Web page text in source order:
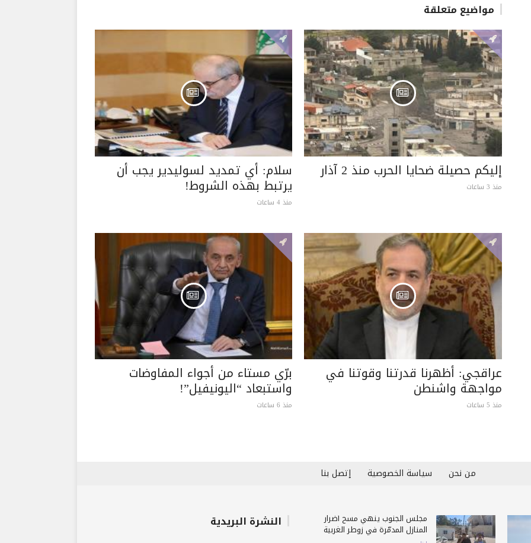
مواضيع متعلقة
إليكم حصيلة ضحايا الحرب منذ 2 آذار
منذ 3 ساعات
سلام: أي تمديد لسوليدير يجب أن
يرتبط بهذه الشروط!
منذ 4 ساعات
عراقجي: أظهرنا قدرتنا وقوتنا في
مواجهة واشنطن
منذ 5 ساعات
برّي مستاء من أجواء المفاوضات
واستبعاد “اليونيفيل”!
منذ 6 ساعات
من نحن سياسة الخصوصية إتصل بنا
مجلس الجنوب ينهي مسح أضرار
المنازل المدمّرة في زوطر الغربية النشرة البريدية